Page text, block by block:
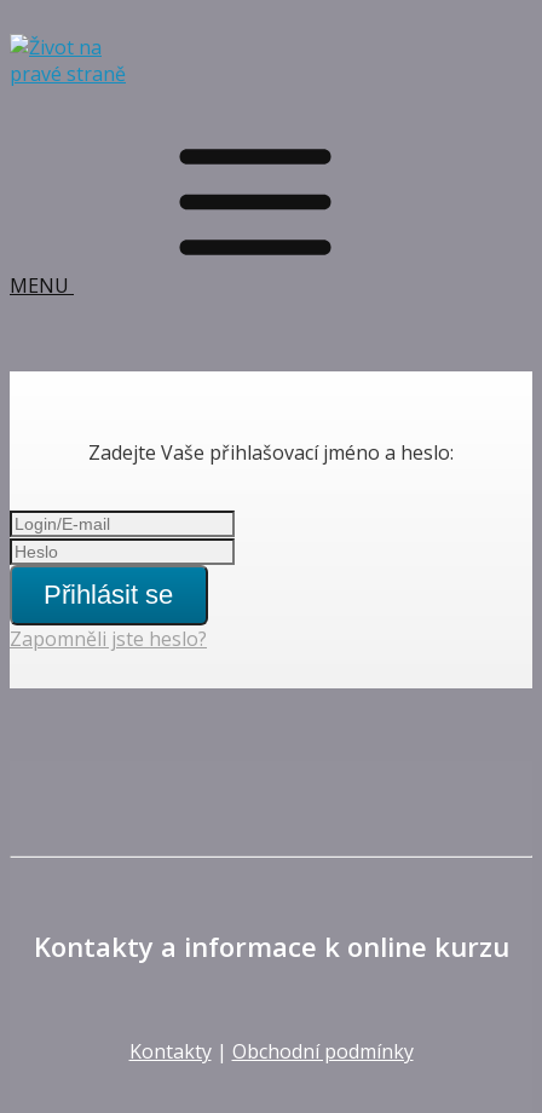
MENU
Zadejte Vaše přihlašovací jméno a heslo:
Přihlásit se
Zapomněli jste heslo?
Kontakty a informace k online kurzu
Kontakty| Obchodní podmínky